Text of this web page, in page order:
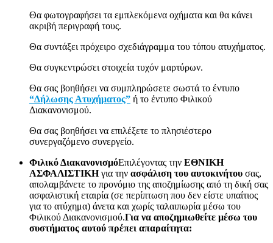
Θα φωτογραφήσει τα εμπλεκόμενα οχήματα και θα κάνει
ακριβή περιγραφή τους.
Θα συντάξει πρόχειρο σχεδιάγραμμα του τόπου ατυχήματος.
Θα συγκεντρώσει στοιχεία τυχόν μαρτύρων.
Θα σας βοηθήσει να συμπληρώσετε σωστά το έντυπο
“Δήλωσης Ατυχήματος” ή το έντυπο Φιλικού
Διακανονισμού.
Θα σας βοηθήσει να επιλέξετε το πλησιέστερο
συνεργαζόμενο συνεργείο.
Φιλικό ΔιακανονισμόΕπιλέγοντας την ΕΘΝΙΚΗ
ΑΣΦΑΛΙΣΤΙΚΗγια την ασφάλιση του αυτοκινήτου σας,
απολαμβάνετε το προνόμιο της αποζημίωσης από τη δική σας
ασφαλιστική εταιρία (σε περίπτωση που δεν είστε υπαίτιος
για το ατύχημα) άνετα και χωρίς ταλαιπωρία μέσω του
Φιλικού Διακανονισμού.Για να αποζημιωθείτε μέσω του
συστήματος αυτού πρέπει απαραίτητα: